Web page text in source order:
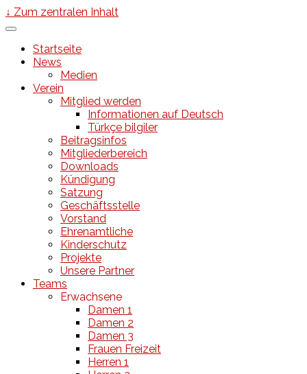
↓ Zum zentralen Inhalt
Startseite
News
Medien
Verein
Mitglied werden
Informationen auf Deutsch
Türkçe bilgiler
Beitragsinfos
Mitgliederbereich
Downloads
Kündigung
Satzung
Geschäftsstelle
Vorstand
Ehrenamtliche
Kinderschutz
Projekte
Unsere Partner
Teams
Erwachsene
Damen 1
Damen 2
Damen 3
Frauen Freizeit
Herren 1